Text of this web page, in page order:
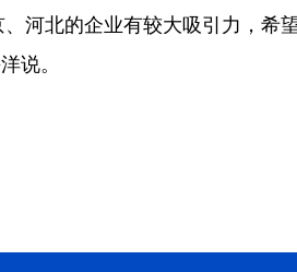
河北的企业有较大吸引力，希
说。